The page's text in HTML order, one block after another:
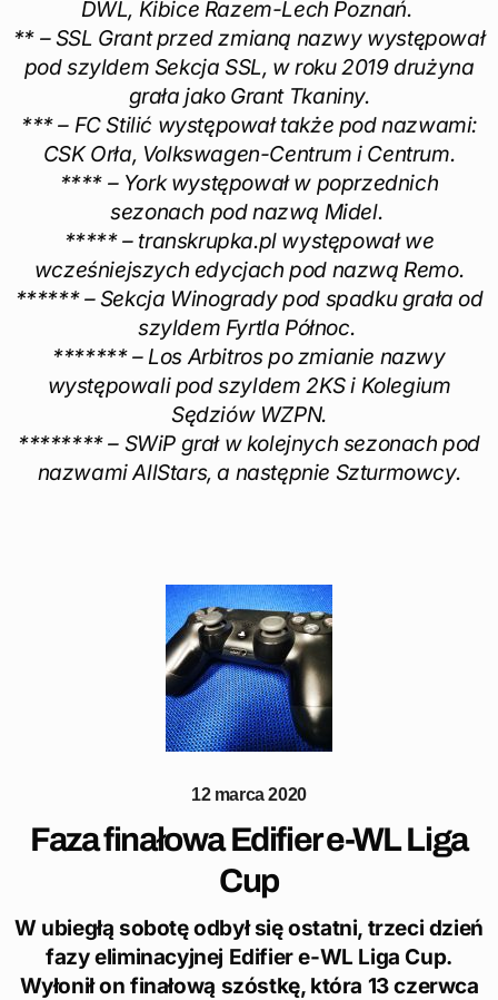
DWL, Kibice Razem-Lech Poznań.
** – SSL Grant przed zmianą nazwy występował
pod szyldem Sekcja SSL, w roku 2019 drużyna
grała jako Grant Tkaniny.
*** – FC Stilić występował także pod nazwami:
CSK Orła, Volkswagen-Centrum i Centrum.
**** – York występował w poprzednich
sezonach pod nazwą Midel.
***** – transkrupka.pl występował we
wcześniejszych edycjach pod nazwą Remo.
****** – Sekcja Winogrady pod spadku grała od
szyldem Fyrtla Północ.
******* – Los Arbitros po zmianie nazwy
występowali pod szyldem 2KS i Kolegium
Sędziów WZPN.
******** – SWiP grał w kolejnych sezonach pod
nazwami AllStars, a następnie Szturmowcy.
12 marca 2020
Faza finałowa Edifier e-WL Liga
Cup
W ubiegłą sobotę odbył się ostatni, trzeci dzień
fazy eliminacyjnej Edifier e-WL Liga Cup.
Wyłonił on finałową szóstkę, która 13 czerwca